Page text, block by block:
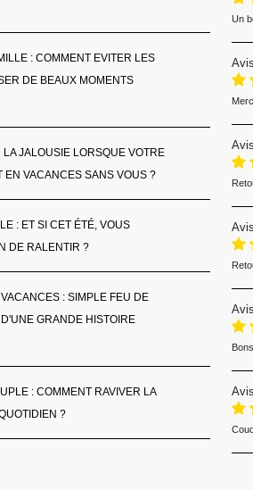
: COMMENT EVITER LES
DE BEAUX MOMENTS
JALOUSIE LORSQUE VOTRE
EN VACANCES SANS VOUS ?
: ET SI CET ÉTÉ, VOUS
DE RALENTIR ?
: SIMPLE FEU DE
GRANDE HISTOIRE
: COMMENT RAVIVER LA
?
Un